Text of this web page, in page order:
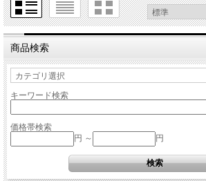
商品検索
キーワード検索
価格帯検索
円 ～
円